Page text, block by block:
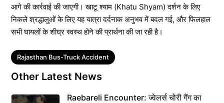
आगे की कार्रवाई की जाएगी। खाटू श्याम (Khatu Shyam) दर्शन के लिए
निकले श्रद्धालुओं के लिए यह यात्रा दर्दनाक अनुभव में बदल गई, और फिलहाल
सभी घायलों के शीघ्र स्वस्थ होने की प्रार्थना की जा रही है।
Tags
Rajasthan Bus-Truck Accident
Other Latest News
Raebareli Encounter: ज्वेलर्स चोरी गैंग का